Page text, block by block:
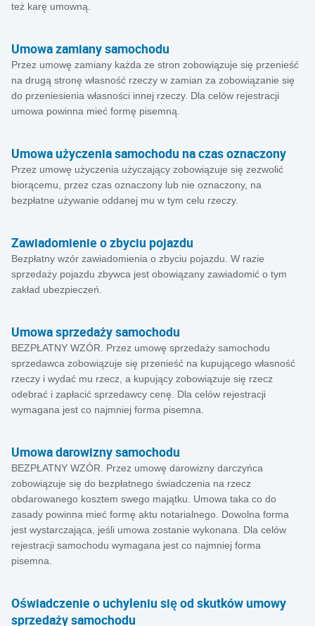
też karę umowną.
Umowa zamiany samochodu
Przez umowę zamiany każda ze stron zobowiązuje się przenieść
na drugą stronę własność rzeczy w zamian za zobowiązanie się
do przeniesienia własności innej rzeczy. Dla celów rejestracji
umowa powinna mieć formę pisemną.
Umowa użyczenia samochodu na czas oznaczony
Przez umowę użyczenia użyczający zobowiązuje się zezwolić
biorącemu, przez czas oznaczony lub nie oznaczony, na
bezpłatne używanie oddanej mu w tym celu rzeczy.
Zawiadomienie o zbyciu pojazdu
Bezpłatny wzór zawiadomienia o zbyciu pojazdu. W razie
sprzedaży pojazdu zbywca jest obowiązany zawiadomić o tym
zakład ubezpieczeń.
Umowa sprzedaży samochodu
BEZPŁATNY WZÓR. Przez umowę sprzedaży samochodu
sprzedawca zobowiązuje się przenieść na kupującego własność
rzeczy i wydać mu rzecz, a kupujący zobowiązuje się rzecz
odebrać i zapłacić sprzedawcy cenę. Dla celów rejestracji
wymagana jest co najmniej forma pisemna.
Umowa darowizny samochodu
BEZPŁATNY WZÓR. Przez umowę darowizny darczyńca
zobowiązuje się do bezpłatnego świadczenia na rzecz
obdarowanego kosztem swego majątku. Umowa taka co do
zasady powinna mieć formę aktu notarialnego. Dowolna forma
jest wystarczająca, jeśli umowa zostanie wykonana. Dla celów
rejestracji samochodu wymagana jest co najmniej forma
pisemna.
Oświadczenie o uchyleniu się od skutków umowy
sprzedaży samochodu